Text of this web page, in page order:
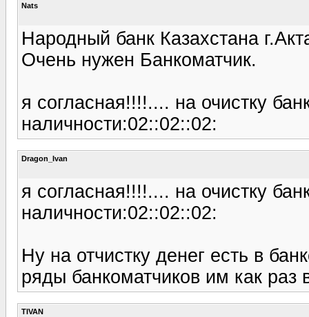
Nats
Народный банк Казахстана
Очень нужен Банкоматчик.
я согласная!!!!.... на очистку
наличности:02::02::02:
Dragon_Ivan
я согласная!!!!.... на очистку
наличности:02::02::02:
Ну на отчистку денег есть в
ряды банкоматчиков им как
TIVAN